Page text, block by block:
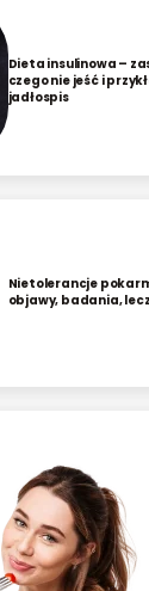
Dieta insulinowa –
czego nie jeść i
jadłospis
Nietolerancje
objawy, badania,